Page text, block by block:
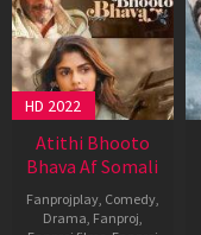
HD 2022
Atithi Bhooto
Bhava Af Somali
Fanprojplay, Comedy,
Drama Fanproj